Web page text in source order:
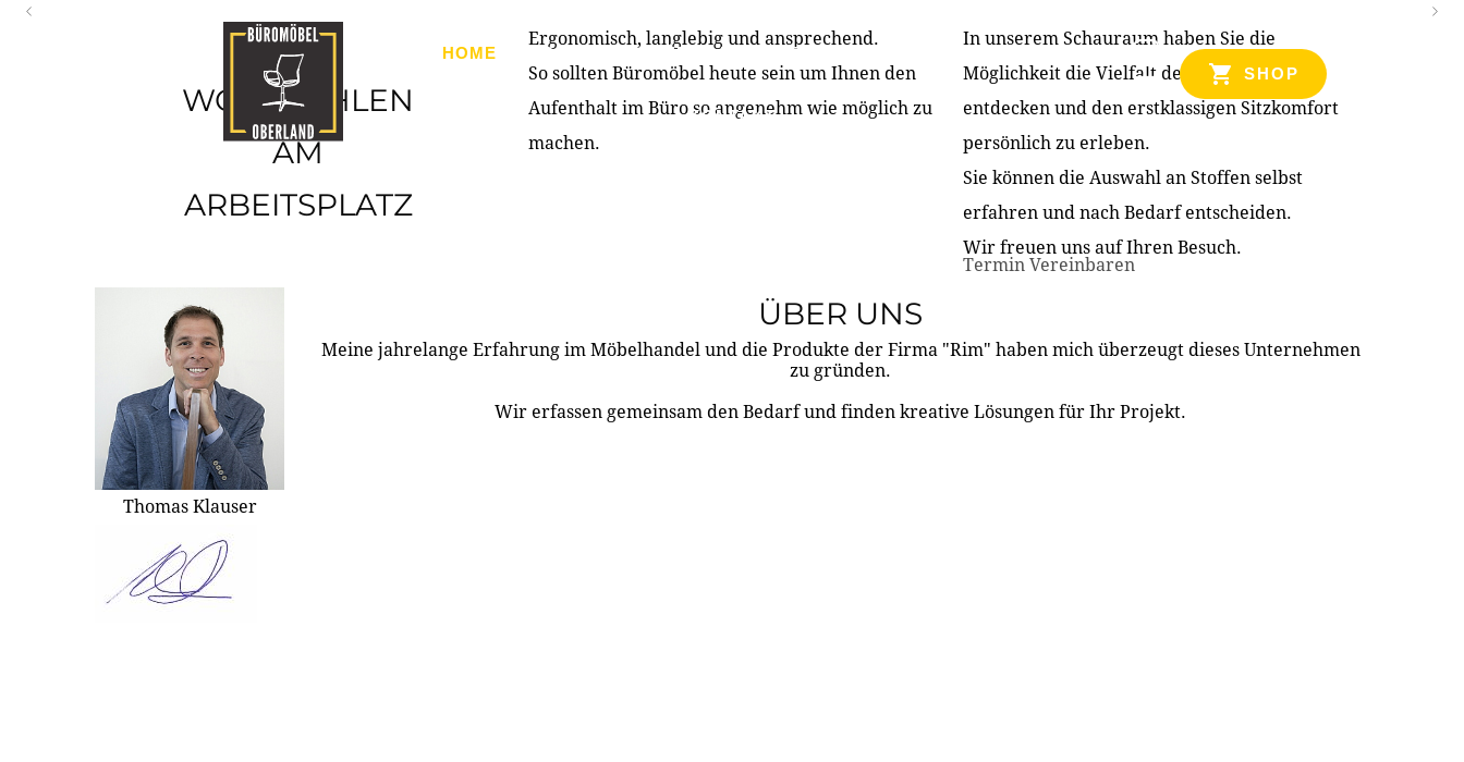
HOME PRODUKTE ÜBER UNS PARTNER & REFERENZEN
KONTAKT
SHOP
WOHLFÜHLEN
AM
ARBEITSPLATZ
Ergonomisch, langlebig und ansprechend.
So sollten Büromöbel heute sein um Ihnen den
Aufenthalt im Büro so angenehm wie möglich zu
machen.
In unserem Schauraum haben Sie die
Möglichkeit die Vielfalt der Produkte zu
entdecken und den erstklassigen Sitzkomfort
persönlich zu erleben.
Sie können die Auswahl an Stoffen selbst
erfahren und nach Bedarf entscheiden.
Wir freuen uns auf Ihren Besuch.
Termin Vereinbaren
Thomas Klauser
ÜBER UNS
Meine jahrelange Erfahrung im Möbelhandel und die Produkte der Firma "Rim" haben mich überzeugt dieses Unternehmen
zu gründen.
Wir erfassen gemeinsam den Bedarf und finden kreative Lösungen für Ihr Projekt.